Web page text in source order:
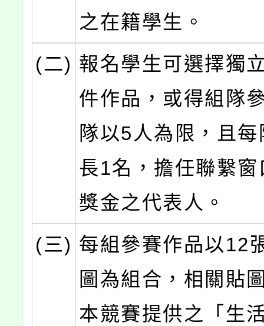
之在籍學生。
(二) 報名學生可選擇獨
件作品，或得組隊
隊以5人為限，且
長1名，擔任聯繫
獎金之代表人。
(三) 每組參賽作品以12
圖為組合，相關貼
本競賽提供之「生